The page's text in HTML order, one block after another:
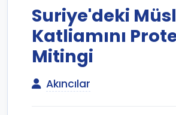
Suriye'deki
Katliamını
Mitingi
Akıncılar